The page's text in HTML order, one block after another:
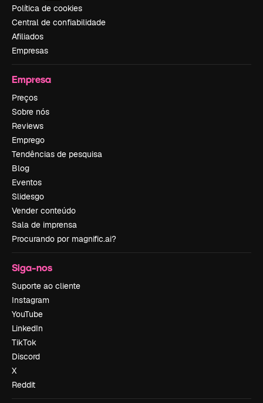
Política de cookies
Central de confiabilidade
Afiliados
Empresas
Empresa
Preços
Sobre nós
Reviews
Emprego
Tendências de pesquisa
Blog
Eventos
Slidesgo
Vender conteúdo
Sala de imprensa
Procurando por magnific.ai?
Siga-nos
Suporte ao cliente
Instagram
YouTube
LinkedIn
TikTok
Discord
X
Reddit